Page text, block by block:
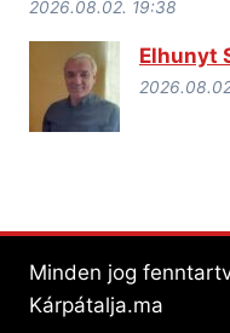
2026.08.02. 19:38
Elhunyt
Minden jog
Kárpátalja.ma